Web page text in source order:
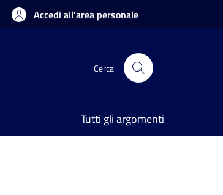
Accedi all'area personale
Cerca
Tutti gli argomenti